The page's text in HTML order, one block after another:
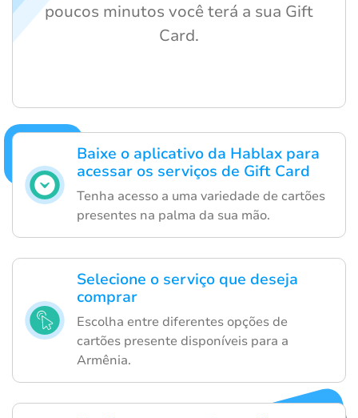
Baixe o aplicativo da Hablax para
acessar os serviços de Gift Card
Tenha acesso a uma variedade de cartões
presentes na palma da sua mão.
Selecione o serviço que deseja
comprar
Escolha entre diferentes opções de
cartões presente disponíveis para a
Armênia.
poucos minutos você terá a sua Gift
Card.